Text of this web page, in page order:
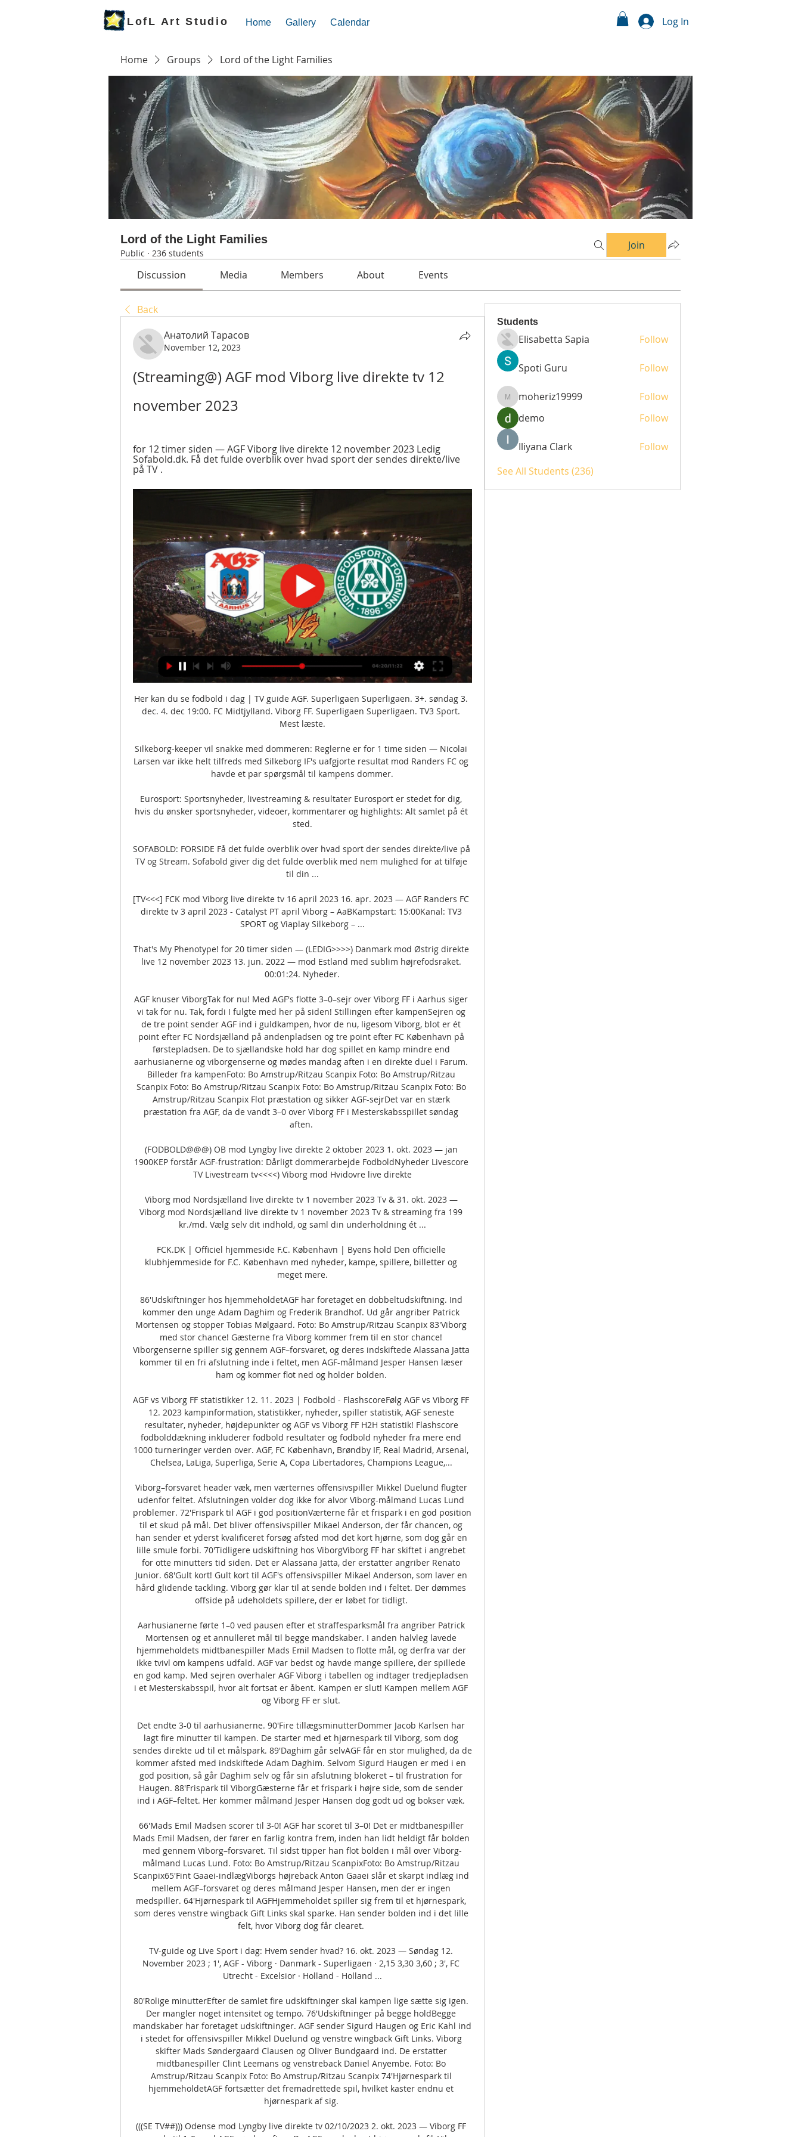
LofL Art Studio Home Gallery Calendar Log In
Home Groups Lord of the Light Families
Lord of the Light Families
Public · 236 students
Join
Discussion Media Members About Events
Back
Анатолий Тарасов
November 12, 2023
(Streaming@) AGF mod Viborg live direkte tv 12
november 2023
for 12 timer siden — AGF Viborg live direkte 12 november 2023 Ledig
Sofabold.dk. Få det fulde overblik over hvad sport der sendes direkte/live
på TV .
Her kan du se fodbold i dag | TV guide AGF. Superligaen Superligaen. 3+. søndag 3.
dec. 4. dec 19:00. FC Midtjylland. Viborg FF. Superligaen Superligaen. TV3 Sport.
Mest læste.
Silkeborg-keeper vil snakke med dommeren: Reglerne er for 1 time siden — Nicolai
Larsen var ikke helt tilfreds med Silkeborg IF's uafgjorte resultat mod Randers FC og
havde et par spørgsmål til kampens dommer.
Eurosport: Sportsnyheder, livestreaming & resultater Eurosport er stedet for dig,
hvis du ønsker sportsnyheder, videoer, kommentarer og highlights: Alt samlet på ét
sted.
SOFABOLD: FORSIDE Få det fulde overblik over hvad sport der sendes direkte/live på
TV og Stream. Sofabold giver dig det fulde overblik med nem mulighed for at tilføje
til din ...
[TV<<<] FCK mod Viborg live direkte tv 16 april 2023 16. apr. 2023 — AGF Randers FC
direkte tv 3 april 2023 - Catalyst PT april Viborg – AaBKampstart: 15:00Kanal: TV3
SPORT og Viaplay Silkeborg – ...
That's My Phenotype! for 20 timer siden — (LEDIG>>>>) Danmark mod Østrig direkte
live 12 november 2023 13. jun. 2022 — mod Estland med sublim højrefodsraket.
00:01:24. Nyheder.
AGF knuser ViborgTak for nu! Med AGF's flotte 3–0–sejr over Viborg FF i Aarhus siger
vi tak for nu. Tak, fordi I fulgte med her på siden! Stillingen efter kampenSejren og
de tre point sender AGF ind i guldkampen, hvor de nu, ligesom Viborg, blot er ét
point efter FC Nordsjælland på andenpladsen og tre point efter FC København på
førstepladsen. De to sjællandske hold har dog spillet en kamp mindre end
aarhusianerne og viborgenserne og mødes mandag aften i en direkte duel i Farum.
Billeder fra kampenFoto: Bo Amstrup/Ritzau Scanpix Foto: Bo Amstrup/Ritzau
Scanpix Foto: Bo Amstrup/Ritzau Scanpix Foto: Bo Amstrup/Ritzau Scanpix Foto: Bo
Amstrup/Ritzau Scanpix Flot præstation og sikker AGF-sejrDet var en stærk
præstation fra AGF, da de vandt 3–0 over Viborg FF i Mesterskabsspillet søndag
aften.
(FODBOLD@@@) OB mod Lyngby live direkte 2 oktober 2023 1. okt. 2023 — jan
1900KEP forstår AGF-frustration: Dårligt dommerarbejde FodboldNyheder Livescore
TV Livestream tv<<<<) Viborg mod Hvidovre live direkte
Viborg mod Nordsjælland live direkte tv 1 november 2023 Tv & 31. okt. 2023 —
Viborg mod Nordsjælland live direkte tv 1 november 2023 Tv & streaming fra 199
kr./md. Vælg selv dit indhold, og saml din underholdning ét ...
FCK.DK | Officiel hjemmeside F.C. København | Byens hold Den officielle
klubhjemmeside for F.C. København med nyheder, kampe, spillere, billetter og
meget mere.
86'Udskiftninger hos hjemmeholdetAGF har foretaget en dobbeltudskiftning. Ind
kommer den unge Adam Daghim og Frederik Brandhof. Ud går angriber Patrick
Mortensen og stopper Tobias Mølgaard. Foto: Bo Amstrup/Ritzau Scanpix 83'Viborg
med stor chance! Gæsterne fra Viborg kommer frem til en stor chance!
Viborgenserne spiller sig gennem AGF–forsvaret, og deres indskiftede Alassana Jatta
kommer til en fri afslutning inde i feltet, men AGF-målmand Jesper Hansen læser
ham og kommer flot ned og holder bolden.
AGF vs Viborg FF statistikker 12. 11. 2023 | Fodbold - FlashscoreFølg AGF vs Viborg FF
12. 2023 kampinformation, statistikker, nyheder, spiller statistik, AGF seneste
resultater, nyheder, højdepunkter og AGF vs Viborg FF H2H statistik! Flashscore
fodbolddækning inkluderer fodbold resultater og fodbold nyheder fra mere end
1000 turneringer verden over. AGF, FC København, Brøndby IF, Real Madrid, Arsenal,
Chelsea, LaLiga, Superliga, Serie A, Copa Libertadores, Champions League,...
Viborg–forsvaret header væk, men værternes offensivspiller Mikkel Duelund flugter
udenfor feltet. Afslutningen volder dog ikke for alvor Viborg-målmand Lucas Lund
problemer. 72'Frispark til AGF i god positionVærterne får et frispark i en god position
til et skud på mål. Det bliver offensivspiller Mikael Anderson, der får chancen, og
han sender et yderst kvalificeret forsøg afsted mod det kort hjørne, som dog går en
lille smule forbi. 70'Tidligere udskiftning hos ViborgViborg FF har skiftet i angrebet
for otte minutters tid siden. Det er Alassana Jatta, der erstatter angriber Renato
Junior. 68'Gult kort! Gult kort til AGF's offensivspiller Mikael Anderson, som laver en
hård glidende tackling. Viborg gør klar til at sende bolden ind i feltet. Der dømmes
offside på udeholdets spillere, der er løbet for tidligt.
Aarhusianerne førte 1–0 ved pausen efter et straffesparksmål fra angriber Patrick
Mortensen og et annulleret mål til begge mandskaber. I anden halvleg lavede
hjemmeholdets midtbanespiller Mads Emil Madsen to flotte mål, og derfra var der
ikke tvivl om kampens udfald. AGF var bedst og havde mange spillere, der spillede
en god kamp. Med sejren overhaler AGF Viborg i tabellen og indtager tredjepladsen
i et Mesterskabsspil, hvor alt fortsat er åbent. Kampen er slut! Kampen mellem AGF
og Viborg FF er slut.
Det endte 3-0 til aarhusianerne. 90'Fire tillægsminutterDommer Jacob Karlsen har
lagt fire minutter til kampen. De starter med et hjørnespark til Viborg, som dog
sendes direkte ud til et målspark. 89'Daghim går selvAGF får en stor mulighed, da de
kommer afsted med indskiftede Adam Daghim. Selvom Sigurd Haugen er med i en
god position, så går Daghim selv og får sin afslutning blokeret – til frustration for
Haugen. 88'Frispark til ViborgGæsterne får et frispark i højre side, som de sender
ind i AGF–feltet. Her kommer målmand Jesper Hansen dog godt ud og bokser væk.
66'Mads Emil Madsen scorer til 3-0! AGF har scoret til 3–0! Det er midtbanespiller
Mads Emil Madsen, der fører en farlig kontra frem, inden han lidt heldigt får bolden
med gennem Viborg–forsvaret. Til sidst tipper han flot bolden i mål over Viborg-
målmand Lucas Lund. Foto: Bo Amstrup/Ritzau ScanpixFoto: Bo Amstrup/Ritzau
Scanpix65'Fint Gaaei-indlægViborgs højreback Anton Gaaei slår et skarpt indlæg ind
mellem AGF–forsvaret og deres målmand Jesper Hansen, men der er ingen
medspiller. 64'Hjørnespark til AGFHjemmeholdet spiller sig frem til et hjørnespark,
som deres venstre wingback Gift Links skal sparke. Han sender bolden ind i det lille
felt, hvor Viborg dog får clearet.
TV-guide og Live Sport i dag: Hvem sender hvad? 16. okt. 2023 — Søndag 12.
November 2023 ; 1', AGF - Viborg · Danmark - Superligaen · 2,15 3,30 3,60 ; 3', FC
Utrecht - Excelsior · Holland - Holland ...
80'Rolige minutterEfter de samlet fire udskiftninger skal kampen lige sætte sig igen.
Der mangler noget intensitet og tempo. 76'Udskiftninger på begge holdBegge
mandskaber har foretaget udskiftninger. AGF sender Sigurd Haugen og Eric Kahl ind
i stedet for offensivspiller Mikkel Duelund og venstre wingback Gift Links. Viborg
skifter Mads Søndergaard Clausen og Oliver Bundgaard ind. De erstatter
midtbanespiller Clint Leemans og venstreback Daniel Anyembe. Foto: Bo
Amstrup/Ritzau Scanpix Foto: Bo Amstrup/Ritzau Scanpix 74'Hjørnespark til
hjemmeholdetAGF fortsætter det fremadrettede spil, hvilket kaster endnu et
hjørnespark af sig.
(((SE TV##))) Odense mod Lyngby live direkte tv 02/10/2023 2. okt. 2023 — Viborg FF
Students
Elisabetta Sapia Follow
Spoti Guru Follow
moheriz19999
moheriz19999
Follow
demo
Follow
Iliyana Clark
Follow
See All Students (236)